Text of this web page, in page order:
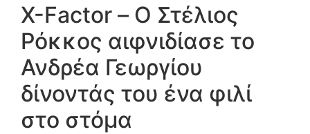
X-Factor – Ο Στέλιος
Ρόκκος αιφνιδίασε το
Ανδρέα Γεωργίου
δίνοντάς του ένα φιλί
στο στόμα